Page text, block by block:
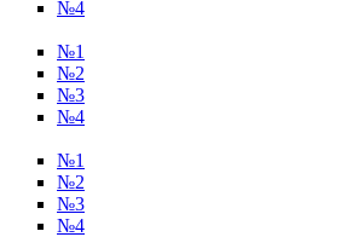
№4
№1
№2
№3
№4
№1
№2
№3
№4